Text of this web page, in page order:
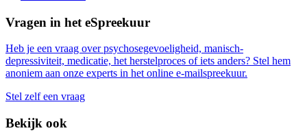
Vragen in het eSpreekuur
Heb je een vraag over psychosegevoeligheid, manisch-
depressiviteit, medicatie, het herstelproces of iets anders? Stel hem
anoniem aan onze experts in het online e-mailspreekuur.
Stel zelf een vraag
Bekijk ook